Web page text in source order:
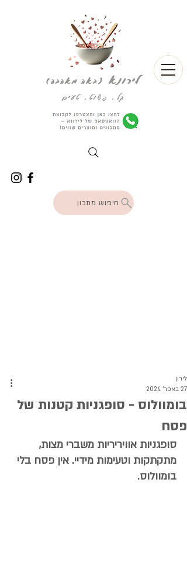
לירונא(באה מאהבה)
קל. פשוט. טעים
חיפוש מתכון
בומוולוס - סופגניות קטנות של
פסח
לירון
27 באפר׳ 2024
סופגניות אוויריריות משברי מצות,
מתקתקות וטעימות מידיי. אין פסח בלי
בומוולוס.